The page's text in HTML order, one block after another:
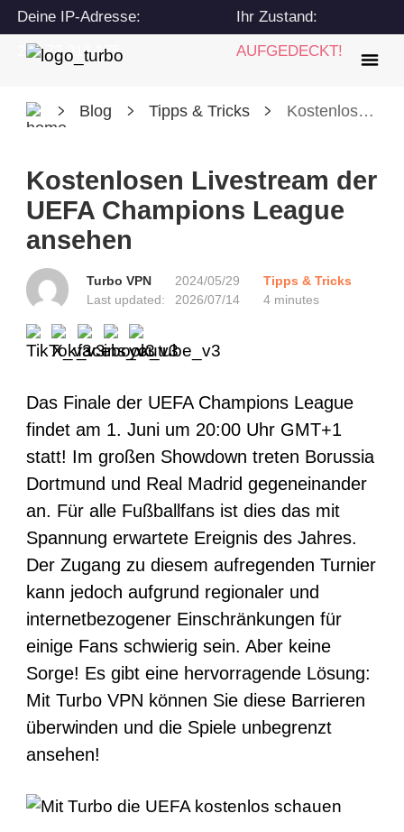
Deine IP-Adresse:
216.73.216.175
Ihr Zustand:
AUFGEDECKT!
Blog Tipps & Tricks Kostenlosen Livestream der UEFA Champions League ansehen
Kostenlosen Livestream der
UEFA Champions League
ansehen
Turbo VPN 2024/05/29
Tipps & Tricks
Last updated:
2026/07/14 4 minutes
Das Finale der UEFA Champions League
findet am 1. Juni um 20:00 Uhr GMT+1
statt! Im großen Showdown treten Borussia
Dortmund und Real Madrid gegeneinander
an. Für alle Fußballfans ist dies das mit
Spannung erwartete Ereignis des Jahres.
Der Zugang zu diesem aufregenden Turnier
kann jedoch aufgrund regionaler und
internetbezogener Einschränkungen für
einige Fans schwierig sein. Aber keine
Sorge! Es gibt eine hervorragende Lösung:
Mit Turbo VPN können Sie diese Barrieren
überwinden und die Spiele unbegrenzt
ansehen!